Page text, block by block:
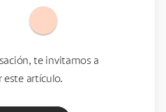
te invitamos a
este artículo.